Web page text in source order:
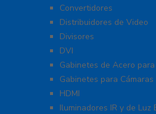
Convertidores
Distribuidores de Video
Divisores
DVI
Gabinetes de Acero
Gabinetes para Cámaras
HDMI
Iluminadores IR y de Luz